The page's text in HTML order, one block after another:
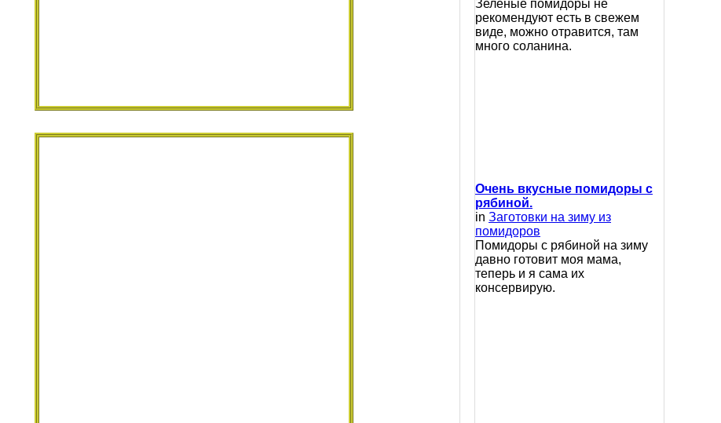
Зеленые помидоры не
рекомендуют есть в свежем
виде, можно отравится, там
много соланина.
Очень вкусные помидоры с
рябиной.
in Заготовки на зиму из
помидоров
Помидоры с рябиной на зиму
давно готовит моя мама,
теперь и я сама их
консервирую.